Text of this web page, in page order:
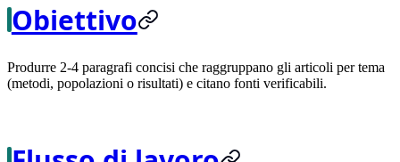
Obiettivo
Produrre 2-4 paragrafi concisi che raggruppano gli articoli per tema
(metodi, popolazioni o risultati) e citano fonti verificabili.